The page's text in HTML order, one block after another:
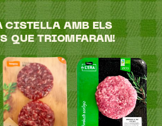
CISTELLA AMB ELS
QUE TRIOMFARAN!